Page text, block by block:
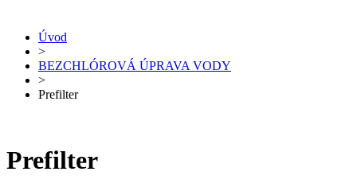
Úvod
>
BEZCHLÓROVÁ ÚPRAVA VODY
>
Prefilter
Prefilter